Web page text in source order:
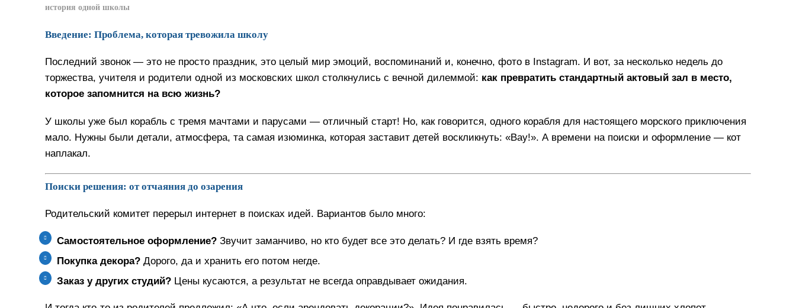
история одной школы
Введение: Проблема, которая тревожила школу
Последний звонок — это не просто праздник, это целый мир эмоций, воспоминаний и, конечно, фото в Instagram. И вот, за несколько недель до
торжества, учителя и родители одной из московских школ столкнулись с вечной дилеммой: как превратить стандартный актовый зал в место,
которое запомнится на всю жизнь?
У школы уже был корабль с тремя мачтами и парусами — отличный старт! Но, как говорится, одного корабля для настоящего морского приключения
мало. Нужны были детали, атмосфера, та самая изюминка, которая заставит детей воскликнуть: «Вау!». А времени на поиски и оформление — кот
наплакал.
Поиски решения: от отчаяния до озарения
Родительский комитет перерыл интернет в поисках идей. Вариантов было много:
Самостоятельное оформление? Звучит заманчиво, но кто будет все это делать? И где взять время?
Покупка декора? Дорого, да и хранить его потом негде.
Заказ у других студий? Цены кусаются, а результат не всегда оправдывает ожидания.